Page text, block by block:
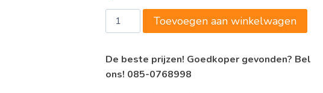
Marecos
wit
GN
2/1
Toevoegen aan winkelwagen
De beste prijzen! Goedkoper gevonden? Bel
ons! 085-0768998